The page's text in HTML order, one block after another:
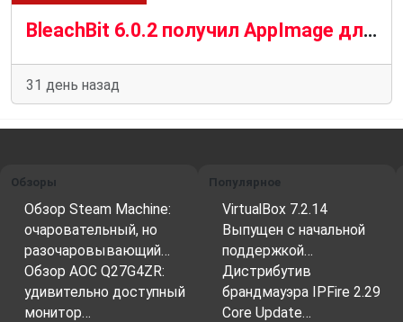
BleachBit 6.0.2 получил AppImage для Linux, новые возможности очистки и важные исправления безопасности
31 день назад
Обзоры
Обзор Steam Machine:
очаровательный, но
разочаровывающий…
Обзор AOC Q27G4ZR:
удивительно доступный
монитор…
Популярное
VirtualBox 7.2.14
Выпущен с начальной
поддержкой…
Дистрибутив
брандмауэра IPFire 2.29
Core Update…